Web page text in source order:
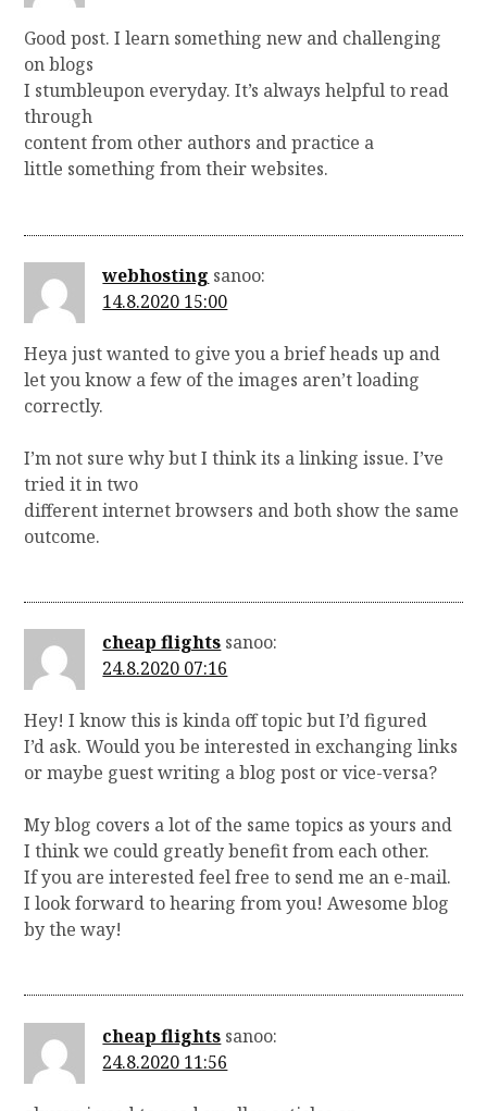
Good post. I learn something new and challenging
on blogs
I stumbleupon everyday. It’s always helpful to read
through
content from other authors and practice a
little something from their websites.
webhosting sanoo:
14.8.2020 15:00
Heya just wanted to give you a brief heads up and
let you know a few of the images aren’t loading
correctly.
I’m not sure why but I think its a linking issue. I’ve
tried it in two
different internet browsers and both show the same
outcome.
cheap flights sanoo:
24.8.2020 07:16
Hey! I know this is kinda off topic but I’d figured
I’d ask. Would you be interested in exchanging links
or maybe guest writing a blog post or vice-versa?
My blog covers a lot of the same topics as yours and
I think we could greatly benefit from each other.
If you are interested feel free to send me an e-mail.
I look forward to hearing from you! Awesome blog
by the way!
cheap flights sanoo:
24.8.2020 11:56